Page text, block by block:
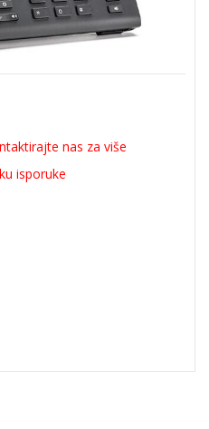
nas za više
isporuke